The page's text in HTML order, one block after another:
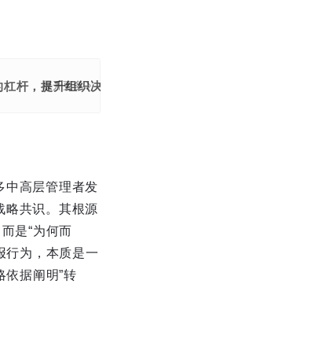
杆，提升组织决策效率。
展开更多
中高层管理者发
略共识。其根源
是“为何而
行为，本质是一
依据阐明”转